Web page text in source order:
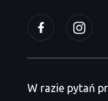
W razie pytań